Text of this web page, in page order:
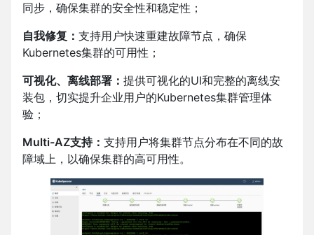
同步，确保集群的安全性和稳定性；
自我修复： 支持用户快速重建故障节点，确保
Kubernetes集群的可用性；
可视化、离线部署： 提供可视化的UI和完整的离线安
装包，切实提升企业用户的Kubernetes集群管理体
验；
Multi-AZ支持： 支持用户将集群节点分布在不同的故
障域上，以确保集群的高可用性。